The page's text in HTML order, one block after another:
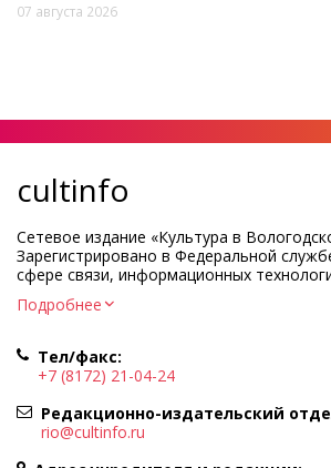
07 августа 2026
cultinfo
Сетевое издание «Культура в
Зарегистрировано в Федеральной
сфере связи, информационных
Регистрационный номер и дата принятия
Учредитель КУ ВО «Информационно-
культуры»
Адрес учредителя и редакции: 160000,
Вологда, ул. Марии Ульяновой, д.10
Главный редактор — Легчанова Елена
Подробнее
Тел/факс:
+7 (8172) 21-04-24
Редакционно-издательский
rio@cultinfo.ru